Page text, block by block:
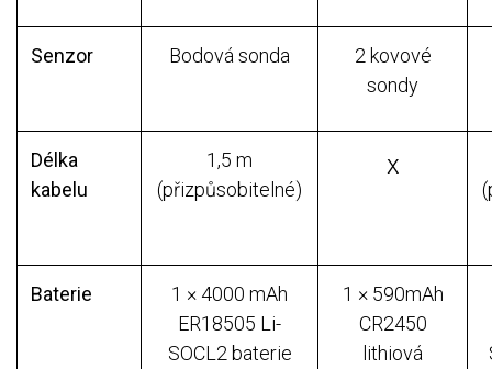
Senzor Bodová sonda
2 kovové
sondy
Délka
kabelu
1,5 m
(přizpůsobitelné)
x
Baterie
1 × 4000 mAh
ER18505 Li-
SOCL2 baterie
1 × 590mAh
CR2450
lithiová